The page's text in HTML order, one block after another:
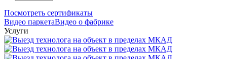
Посмотреть сертификаты
Видео паркетаВидео о фабрике
Услуги